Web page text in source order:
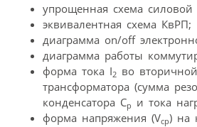
упрощенная схема силовой
эквивалентная схема КвРП;
диаграмма on/off
диаграмма работы
форма тока I2 во
трансформатора (сумма
конденсатора Cр и тока
форма напряжения (Vcр) на